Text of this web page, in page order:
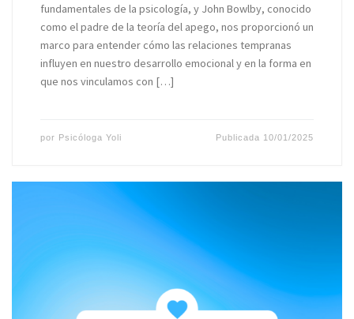
fundamentales de la psicología, y John Bowlby, conocido
como el padre de la teoría del apego, nos proporcionó un
marco para entender cómo las relaciones tempranas
influyen en nuestro desarrollo emocional y en la forma en
que nos vinculamos con […]
por Psicóloga Yoli Publicada 10/01/2025